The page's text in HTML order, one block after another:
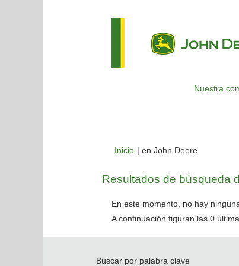
Nuestra
Inicio | en John Deere(página
Resultados de búsqueda
En este momento, no hay
A continuación figuran las 0
Buscar por palabra clave